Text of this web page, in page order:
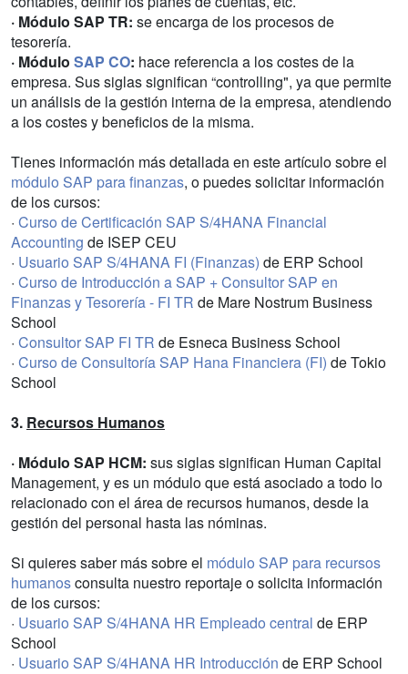
· Módulo SAP TR: se encarga de los procesos de
tesorería.
· Módulo SAP CO: hace referencia a los costes de la
empresa. Sus siglas significan “controlling", ya que permite
un análisis de la gestión interna de la empresa, atendiendo
a los costes y beneficios de la misma.
Tienes información más detallada en este artículo sobre el
módulo SAP para finanzas, o puedes solicitar información
de los cursos:
· Curso de Certificación SAP S/4HANA Financial
Accounting de ISEP CEU
· Usuario SAP S/4HANA FI (Finanzas) de ERP School
· Curso de Introducción a SAP + Consultor SAP en
Finanzas y Tesorería - FI TR de Mare Nostrum Business
School
· Consultor SAP FI TR de Esneca Business School
· Curso de Consultoría SAP Hana Financiera (FI) de Tokio
School
3. Recursos Humanos
· Módulo SAP HCM: sus siglas significan Human Capital
Management, y es un módulo que está asociado a todo lo
relacionado con el área de recursos humanos, desde la
gestión del personal hasta las nóminas.
Si quieres saber más sobre el módulo SAP para recursos
humanosconsulta nuestro reportaje o solicita información
de los cursos:
· Usuario SAP S/4HANA HR Empleado central de ERP
School
· Usuario SAP S/4HANA HR Introducción de ERP School